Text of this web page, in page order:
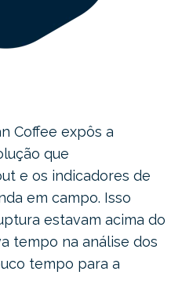
Coffee expôs a
que
e os indicadores de
em campo. Isso
estavam acima do
tempo na análise dos
tempo para a